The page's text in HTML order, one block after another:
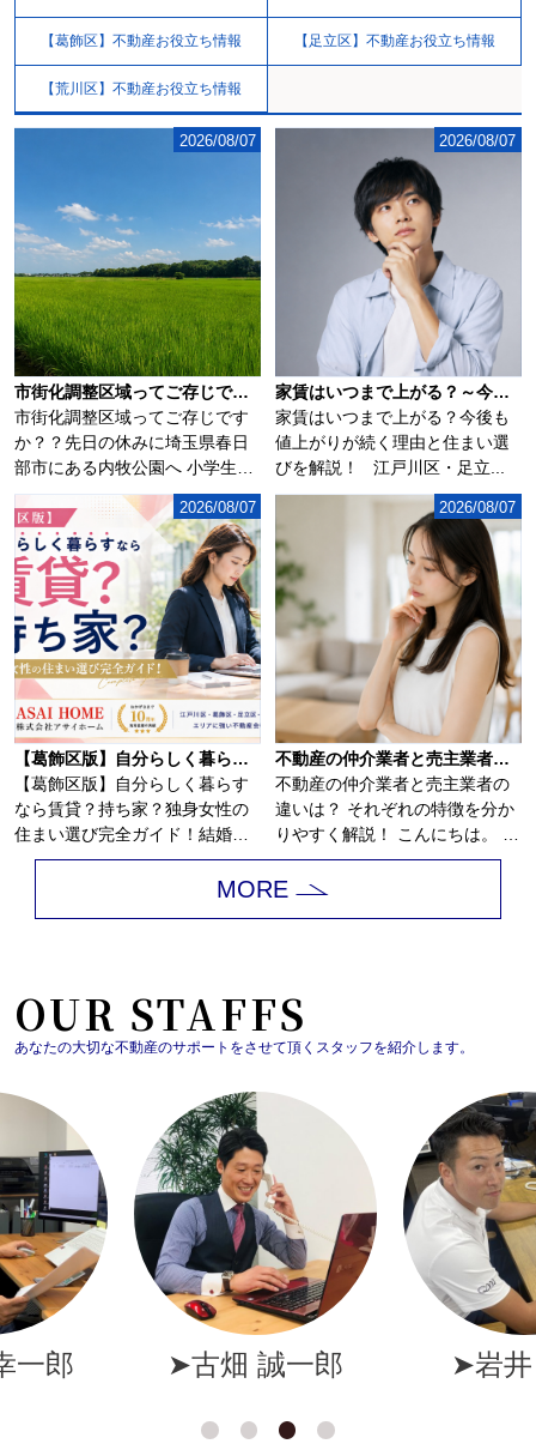
【葛飾区】不動産お役立ち情報 【足立区】不動産お役立ち情報
【荒川区】不動産お役立ち情報
市街化調整区域ってご存じですか？？
市街化調整区域ってご存じです
か？？先日の休みに埼玉県春日
部市にある内牧公園へ 小学生の
子供を連れて...
2026/08/07
家賃はいつまで上がる？～今後も値上がりが続く理由と住まい選びを解説～
家賃はいつまで上がる？今後も
値上がりが続く理由と住まい選
びを解説！ 江戸川区・足立...
2026/08/07
【葛飾区版】自分らしく暮らすなら賃貸？持ち家？独身女性の住まい選び完全ガイド
【葛飾区版】自分らしく暮らす
なら賃貸？持ち家？独身女性の
住まい選び完全ガイド！結婚の
予定がないまま...
2026/08/07
不動産の仲介業者と売主業者の違いは？
不動産の仲介業者と売主業者の
違いは？ それぞれの特徴を分か
りやすく解説！ こんにちは。 江
戸川...
2026/08/07
MORE
OUR STAFFS
あなたの大切な不動産のサポートをさせて頂くスタッフを紹介します。
一郎 ➤古畑 誠一郎 ➤岩